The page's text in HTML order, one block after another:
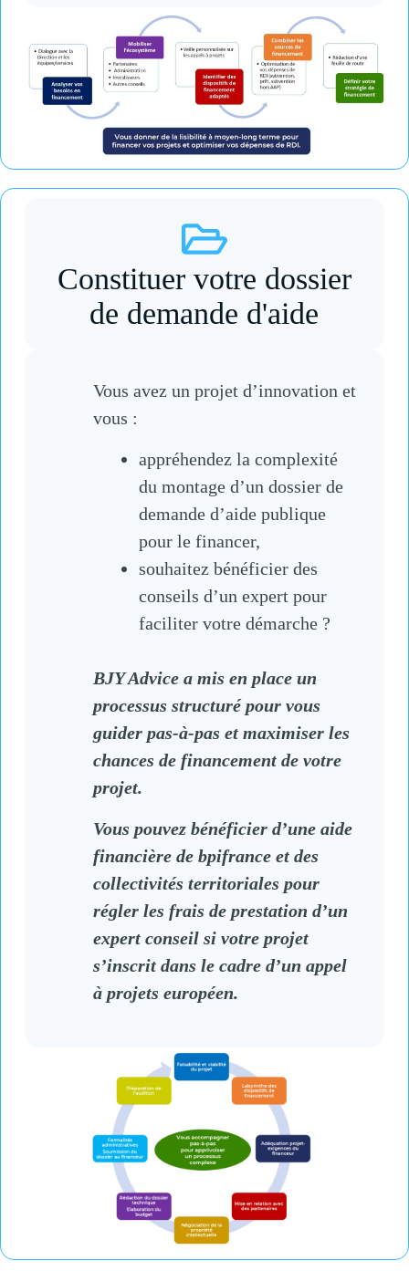
Constituer votre dossier
de demande d'aide
Vous avez un projet d’innovation et
vous :
appréhendez la complexité
du montage d’un dossier de
demande d’aide publique
pour le financer,
souhaitez bénéficier des
conseils d’un expert pour
faciliter votre démarche ?
BJY Advice a mis en place un
processus structuré pour vous
guider pas-à-pas et maximiser les
chances de financement de votre
projet.
Vous pouvez bénéficier d’une aide
financière de bpifrance et des
collectivités territoriales pour
régler les frais de prestation d’un
expert conseil si votre projet
s’inscrit dans le cadre d’un appel
à projets européen.